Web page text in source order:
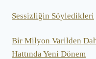
Sessizliğin Söyledikleri
Bir Milyon Varilden
Hattında Yeni Dönem